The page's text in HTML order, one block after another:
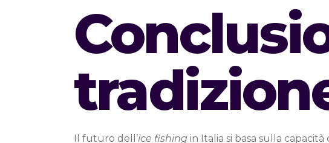
Il futuro dell’ice fishing in Italia si basa sulla